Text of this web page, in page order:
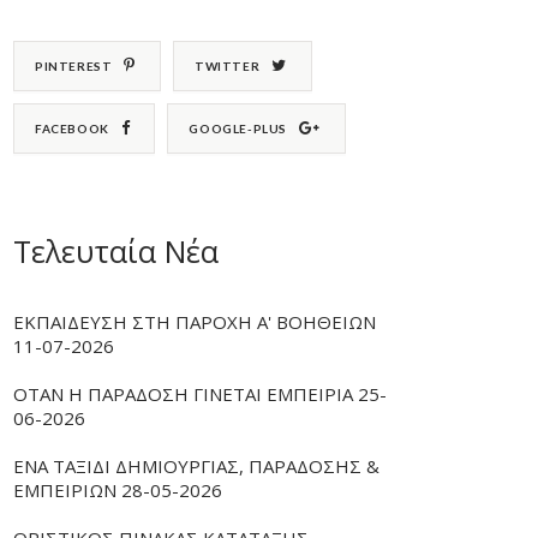
PINTEREST TWITTER
FACEBOOK GOOGLE-PLUS
Τελευταία Νέα
ΕΚΠΑΙΔΕΥΣΗ ΣΤΗ ΠΑΡΟΧΗ Α' ΒΟΗΘΕΙΩΝ
11-07-2026
ΟΤΑΝ Η ΠΑΡΑΔΟΣΗ ΓΙΝΕΤΑΙ ΕΜΠΕΙΡΙΑ 25-
06-2026
ΕΝΑ ΤΑΞΙΔΙ ΔΗΜΙΟΥΡΓΙΑΣ, ΠΑΡΑΔΟΣΗΣ &
ΕΜΠΕΙΡΙΩΝ 28-05-2026